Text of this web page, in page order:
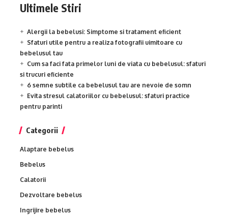
Ultimele Stiri
Alergii la bebelusi: Simptome si tratament eficient
Sfaturi utile pentru a realiza fotografii uimitoare cu
bebelusul tau
Cum sa faci fata primelor luni de viata cu bebelusul: sfaturi
si trucuri eficiente
6 semne subtile ca bebelusul tau are nevoie de somn
Evita stresul calatoriilor cu bebelusul: sfaturi practice
pentru parinti
Categorii
Alaptare bebelus
Bebelus
Calatorii
Dezvoltare bebelus
Ingrijire bebelus